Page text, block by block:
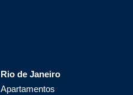
Rio de Janeiro
Apartamentos